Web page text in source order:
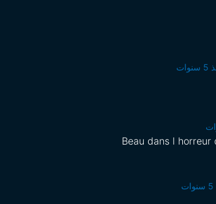
Beau dans l